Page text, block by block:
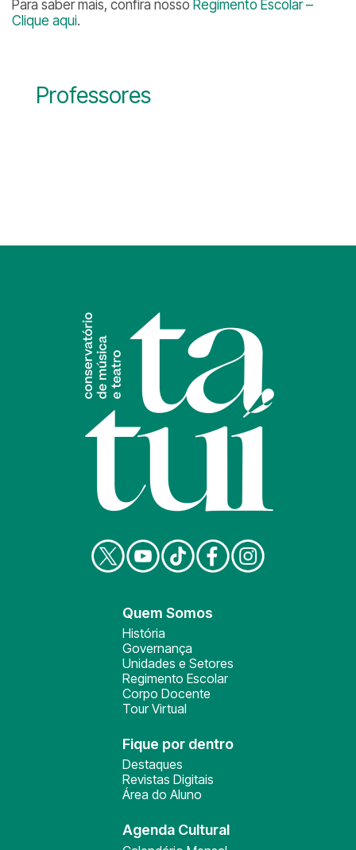
Para saber mais, confira nosso Regimento Escolar –
Clique aqui.
Professores
Quem Somos
História
Governança
Unidades e Setores
Regimento Escolar
Corpo Docente
Tour Virtual
Fique por dentro
Destaques
Revistas Digitais
Área do Aluno
Agenda Cultural